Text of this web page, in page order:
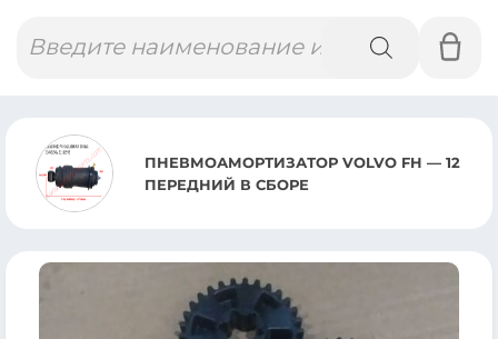
товаров
ПНЕВМОАМОРТИЗАТОР VOLVO FH — 12
ПЕРЕДНИЙ В СБОРЕ